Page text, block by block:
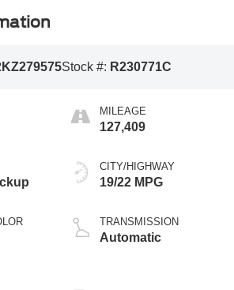
Stock #: R230771C
MILEAGE
127,409
CITY/HIGHWAY
19/22 MPG
TRANSMISSION
Automatic